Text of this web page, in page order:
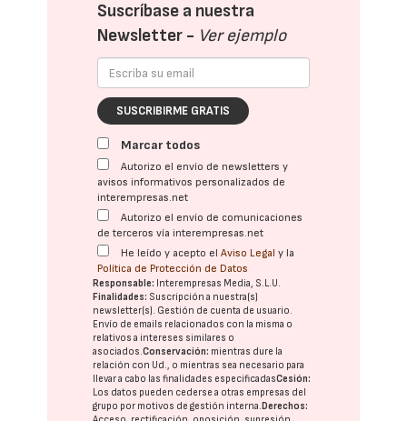
Suscríbase a nuestra
Newsletter - Ver ejemplo
SUSCRIBIRME GRATIS
Marcar todos
Autorizo el envío de newsletters y
avisos informativos personalizados de
interempresas.net
Autorizo el envío de comunicaciones
de terceros vía interempresas.net
He leído y acepto elAviso Legal y la
Política de Protección de Datos
Responsable: Interempresas Media, S.L.U.
Finalidades: Suscripción a nuestra(s)
newsletter(s). Gestión de cuenta de usuario.
Envío de emails relacionados con la misma o
relativos a intereses similares o
asociados.Conservación: mientras dure la
relación con Ud., o mientras sea necesario para
llevar a cabo las finalidades especificadasCesión:
Los datos pueden cederse a otras empresas del
grupo por motivos de gestión interna. Derechos: